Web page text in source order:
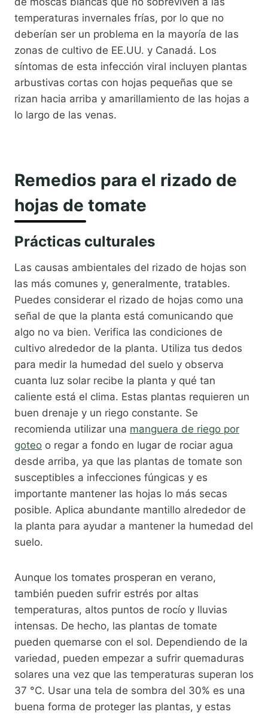
temperaturas invernales frías, por lo que no
deberían ser un problema en la mayoría de las
zonas de cultivo de EE.UU. y Canadá. Los
síntomas de esta infección viral incluyen plantas
arbustivas cortas con hojas pequeñas que se
rizan hacia arriba y amarillamiento de las hojas a
lo largo de las venas.
Remedios para el rizado de
hojas de tomate
Prácticas culturales
Las causas ambientales del rizado de hojas son
las más comunes y, generalmente, tratables.
Puedes considerar el rizado de hojas como una
señal de que la planta está comunicando que
algo no va bien. Verifica las condiciones de
cultivo alrededor de la planta. Utiliza tus dedos
para medir la humedad del suelo y observa
cuanta luz solar recibe la planta y qué tan
caliente está el clima. Estas plantas requieren un
buen drenaje y un riego constante. Se
recomienda utilizar una manguera de riego por
goteo o regar a fondo en lugar de rociar agua
desde arriba, ya que las plantas de tomate son
susceptibles a infecciones fúngicas y es
importante mantener las hojas lo más secas
posible. Aplica abundante mantillo alrededor de
la planta para ayudar a mantener la humedad del
suelo.
Aunque los tomates prosperan en verano,
también pueden sufrir estrés por altas
temperaturas, altos puntos de rocío y lluvias
intensas. De hecho, las plantas de tomate
pueden quemarse con el sol. Dependiendo de la
variedad, pueden empezar a sufrir quemaduras
solares una vez que las temperaturas superan los
37 °C. Usar una tela de sombra del 30% es una
buena forma de proteger las plantas, y estas